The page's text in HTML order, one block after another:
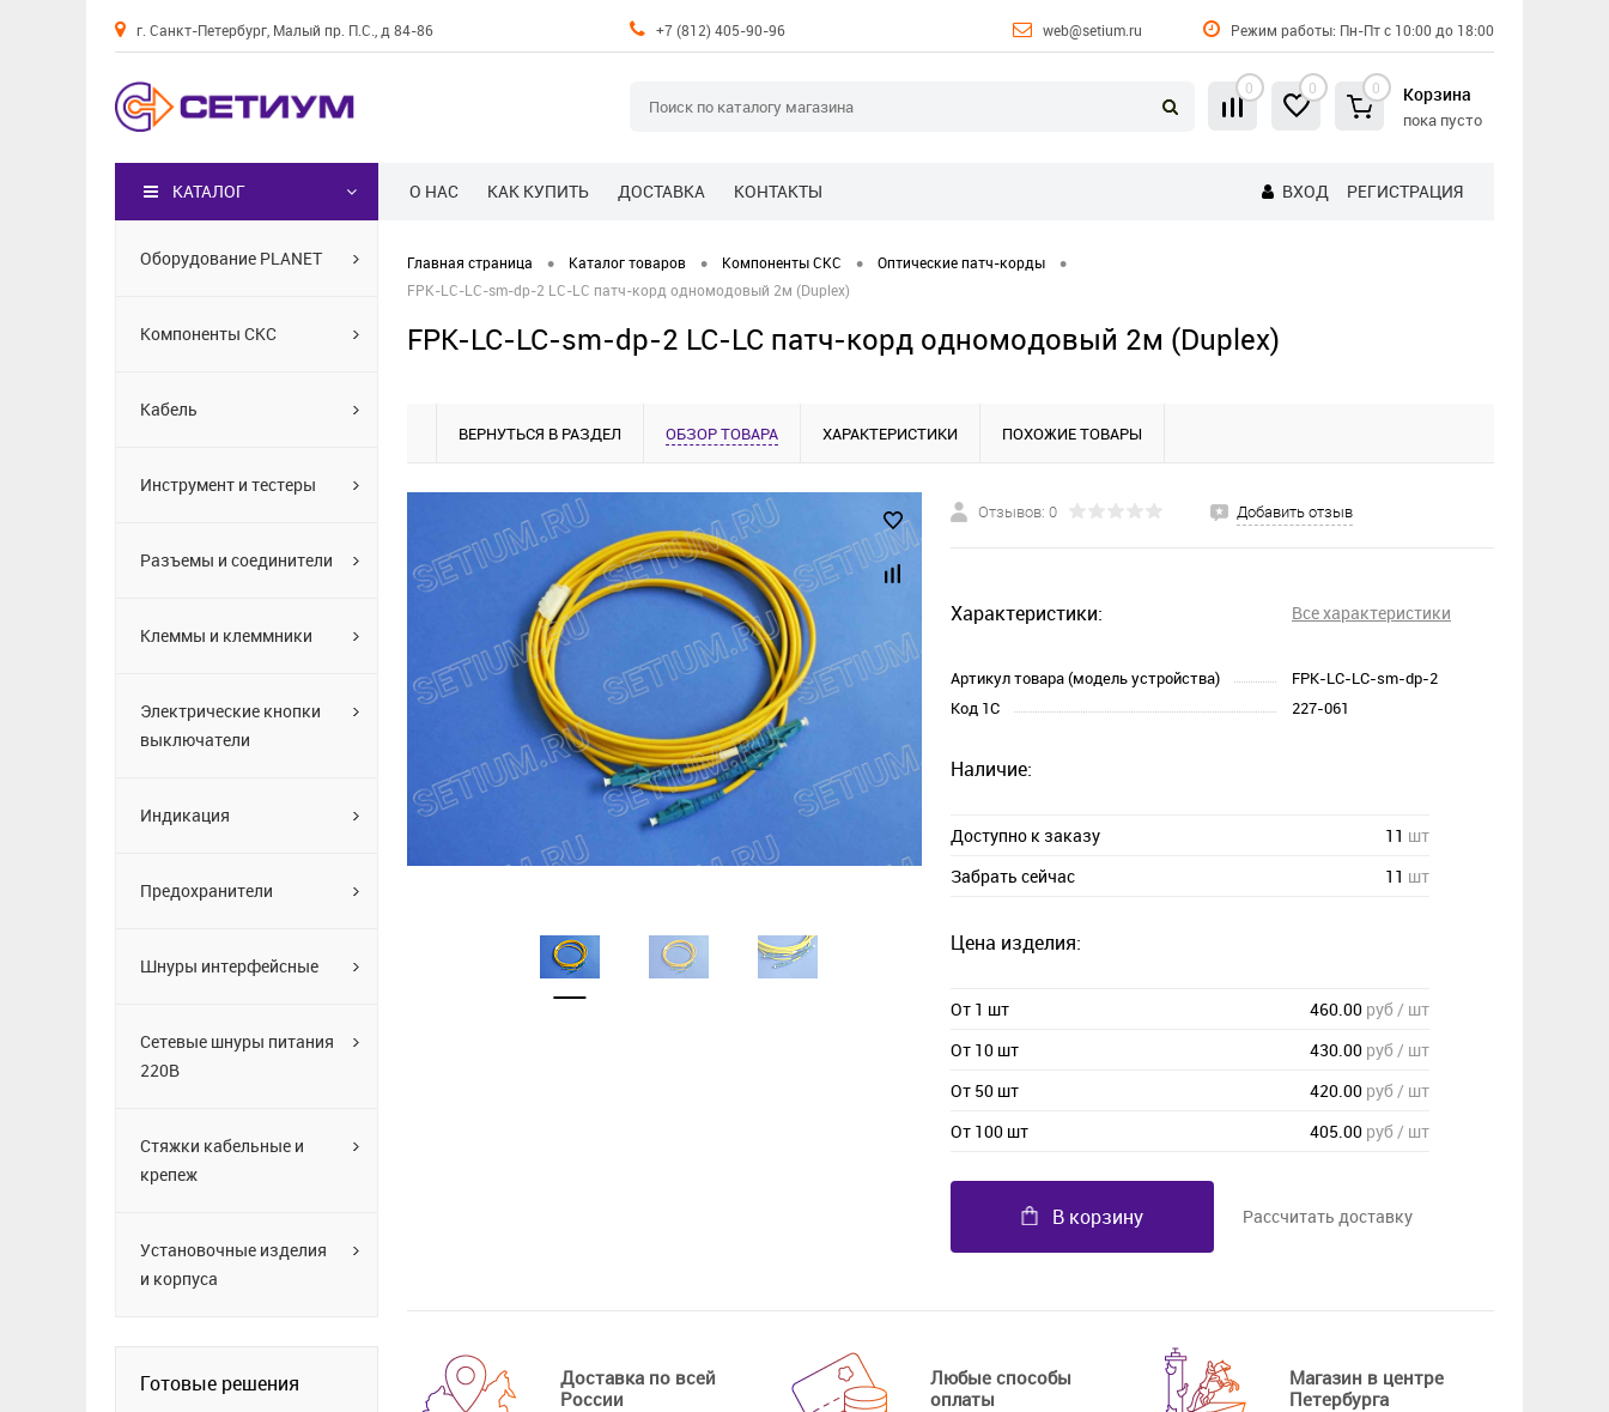
г. Санкт-Петербург, Малый пр. П.С., д 84-86 +7 (812) 405-90-96 web@setium.ru Режим работы: Пн-Пт с 10:00 до 18:00
0 0 0 Корзина
пока пусто
О НАС КАК КУПИТЬ ДОСТАВКА КОНТАКТЫ ВХОД РЕГИСТРАЦИЯ
КАТАЛОГ
Оборудование PLANET
Компоненты СКС
Кабель
Инструмент и тестеры
Разъемы и соединители
Клеммы и клеммники
Электрические кнопки
выключатели
Индикация
Предохранители
Шнуры интерфейсные
Сетевые шнуры питания
220В
Стяжки кабельные и
крепеж
Установочные изделия
и корпуса
Готовые решения
Главная страница • Каталог товаров • Компоненты СКС • Оптические патч-корды •
FPK-LC-LC-sm-dp-2 LC-LC патч-корд одномодовый 2м (Duplex)
FPK-LC-LC-sm-dp-2 LC-LC патч-корд одномодовый 2м (Duplex)
ВЕРНУТЬСЯ В РАЗДЕЛ ОБЗОР ТОВАРА ХАРАКТЕРИСТИКИ ПОХОЖИЕ ТОВАРЫ
Отзывов: 0 Добавить отзыв
Характеристики: Все характеристики
Артикул товара (модель устройства)
FPK-LC-LC-sm-dp-2
Код 1С
227-061
Наличие:
Доступно к заказу 11 шт
Забрать сейчас
11 шт
Цена изделия:
От 1 шт 460.00 руб / шт
От 10 шт
430.00 руб / шт
От 50 шт
420.00 руб / шт
От 100 шт
405.00 руб / шт
В корзину Рассчитать доставку
Доставка по всей
России
Любые способы
оплаты
Магазин в центре
Петербурга